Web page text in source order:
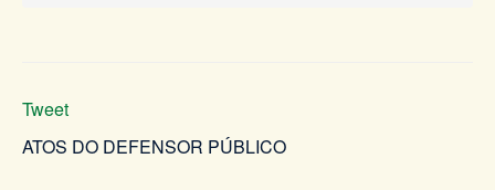
Tweet
ATOS DO DEFENSOR PÚBLICO